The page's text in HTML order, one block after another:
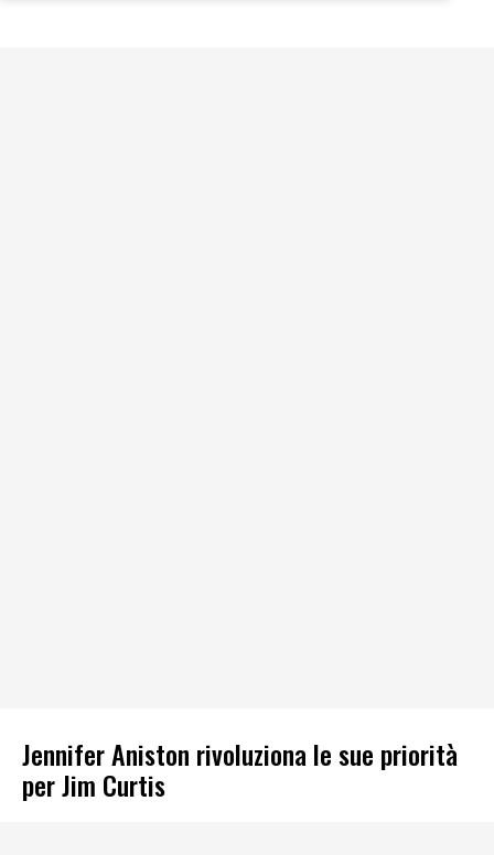
Jennifer Aniston rivoluziona le sue priorità
per Jim Curtis